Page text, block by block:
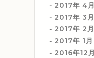
2017年 4月
2017年 3月
2017年 2月
2017年 1月
2016年12月